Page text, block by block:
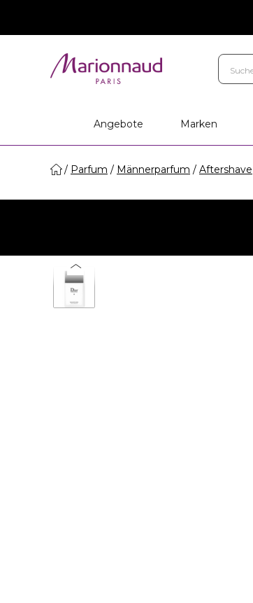
Angebote Marken
Parfum Männerparfum Aftershave